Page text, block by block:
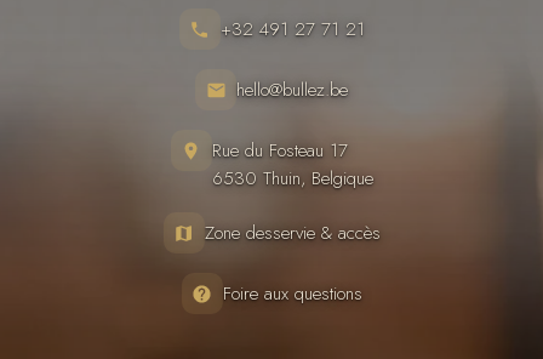
+32 491 27 71 21
hello@bullez.be
Rue du Fosteau 17
6530 Thuin, Belgique
Zone desservie & accès
Foire aux questions